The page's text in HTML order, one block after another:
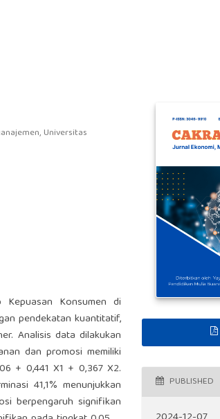
Universitas
Konsumen di
pendekatan kuantitatif,
Analisis data dilakukan
dan promosi memiliki
+ 0,441 X1 + 0,367 X2.
41,1% menunjukkan
berpengaruh signifikan
PUBLISHED